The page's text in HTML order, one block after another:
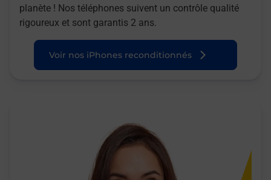
planète ! Nos téléphones suivent un contrôle qualité
rigoureux et sont garantis 2 ans.
Voir nos iPhones reconditionnés